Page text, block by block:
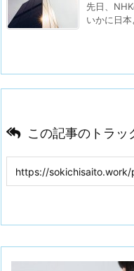
先日、
いかに日
この記事のトラッ